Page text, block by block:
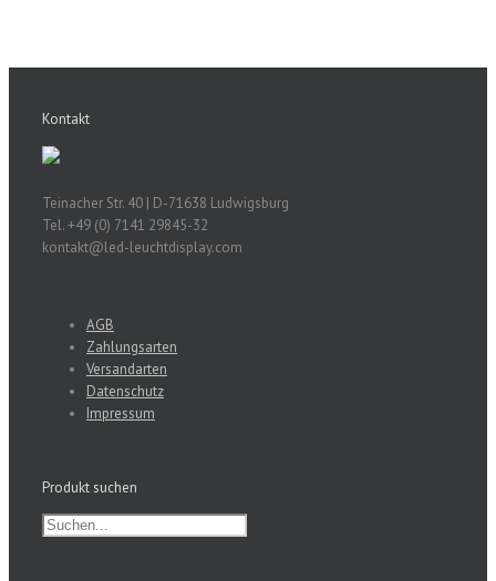
Kontakt
Teinacher Str. 40 | D-71638 Ludwigsburg
Tel. +49 (0) 7141 29845-32
kontakt@led-leuchtdisplay.com
AGB
Zahlungsarten
Versandarten
Datenschutz
Impressum
Produkt suchen